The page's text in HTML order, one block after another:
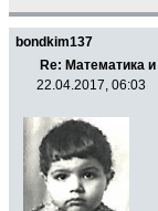
bondkim137
Re: Математика
22.04.2017, 06:03